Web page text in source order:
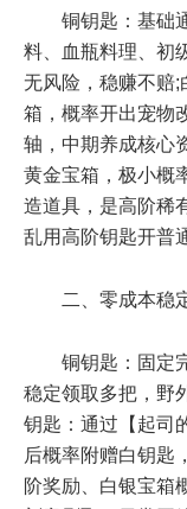
铜钥匙：基础
料、血瓶料理、初
无风险，稳赚不赔;
箱，概率开出宠物
轴，中期养成核心
黄金宝箱，极小概
造道具，是高阶稀
乱用高阶钥匙开普
二、零成本稳
铜钥匙：固定
稳定领取多把，野
钥匙：通过【起司
后概率附赠白钥匙
阶奖励、白银宝箱